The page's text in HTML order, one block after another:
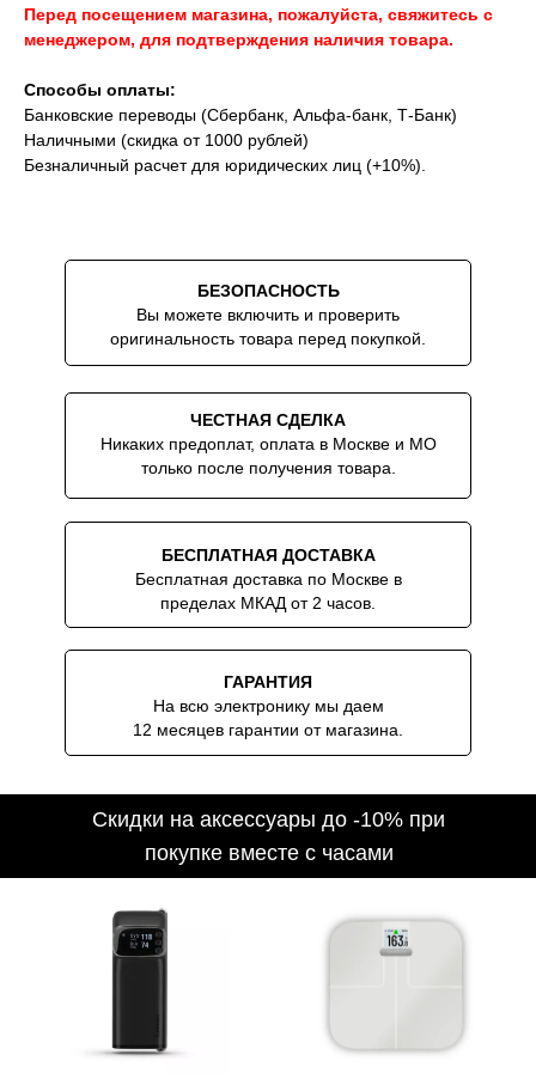
Перед посещением магазина, пожалуйста, свяжитесь с
менеджером, для подтверждения наличия товара.
Способы оплаты:
Банковские переводы (Сбербанк, Альфа-банк, Т-Банк)
Наличными (скидка от 1000 рублей)
Безналичный расчет для юридических лиц (+10%).
БЕЗОПАСНОСТЬ
Вы можете включить и проверить
оригинальность товара перед покупкой.
ГАРАНТИЯ
На всю электронику мы даем
12 месяцев гарантии от магазина.
БЕСПЛАТНАЯ ДОСТАВКА
Бесплатная доставка по Москве в
пределах МКАД от 2 часов.
ЧЕСТНАЯ СДЕЛКА
Никаких предоплат, оплата в Москве и МО
только после получения товара.